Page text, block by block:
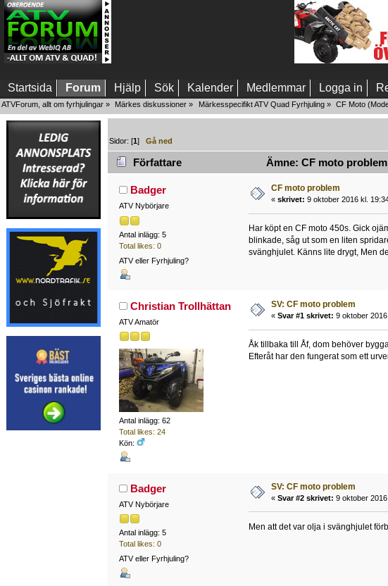
Startsida Forum Hjälp Sök Kalender Medlemmar Logga in
ATVForum, allt om fyrhjulingar » Märkes diskussioner » Märkesspecifikt ATV Quad Fyrhjuling» CF Moto
Sidor: [1]Gå ned
Författare Ämne: CF moto
Badger
ATV Nybörjare
Antal inlägg: 5
Total likes: 0
ATV eller Fyrhjuling?
CF moto problem
« skrivet: 9 oktober 2016 kl.
Har köpt en CF moto 450s. Gick
blinkade, såg ut som en liten
svänghjulet. Känns lite drygt, Men
Christian Trollhättan
ATV Amatör
Antal inlägg: 62
Total likes: 24
Kön:
SV: CF moto problem
« Svar #1 skrivet: 9 oktober
Åk tillbaka till Åf, dom behöver
Efteråt har den fungerat som ett
Badger
ATV Nybörjare
Antal inlägg: 5
Total likes: 0
ATV eller Fyrhjuling?
SV: CF moto problem
« Svar #2 skrivet: 9 oktober
Men att det var olja i svänghjulet